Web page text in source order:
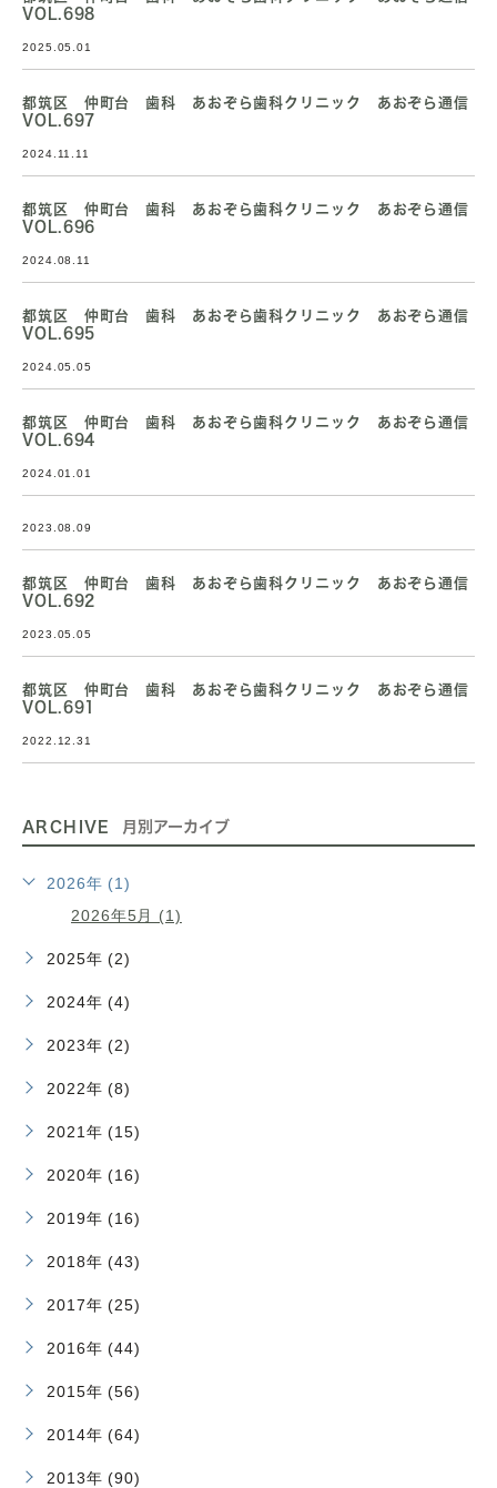
VOL.698
2025.05.01
都筑区 仲町台 歯科 あおぞら歯科クリニック あおぞら通信
VOL.697
2024.11.11
都筑区 仲町台 歯科 あおぞら歯科クリニック あおぞら通信
VOL.696
2024.08.11
都筑区 仲町台 歯科 あおぞら歯科クリニック あおぞら通信
VOL.695
2024.05.05
都筑区 仲町台 歯科 あおぞら歯科クリニック あおぞら通信
VOL.694
2024.01.01
2023.08.09
都筑区 仲町台 歯科 あおぞら歯科クリニック あおぞら通信
VOL.692
2023.05.05
都筑区 仲町台 歯科 あおぞら歯科クリニック あおぞら通信
VOL.691
2022.12.31
ARCHIVE 月別アーカイブ
2026年 (1)
2026年5月 (1)
2025年 (2)
2024年 (4)
2023年 (2)
2022年 (8)
2021年 (15)
2020年 (16)
2019年 (16)
2018年 (43)
2017年 (25)
2016年 (44)
2015年 (56)
2014年 (64)
2013年 (90)